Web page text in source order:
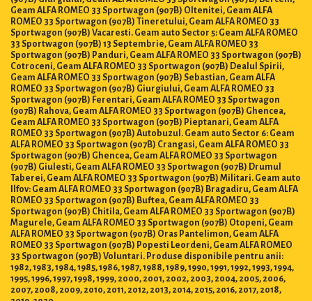
Geam ALFA ROMEO 33 Sportwagon (907B) Oltenitei, Geam ALFA
ROMEO 33 Sportwagon (907B) Tineretului, Geam ALFA ROMEO 33
Sportwagon (907B) Vacaresti. Geam auto Sector 5: Geam ALFA ROMEO
33 Sportwagon (907B) 13 Septembrie, Geam ALFA ROMEO 33
Sportwagon (907B) Panduri, Geam ALFA ROMEO 33 Sportwagon (907B)
Cotroceni, Geam ALFA ROMEO 33 Sportwagon (907B) Dealul Spirii,
Geam ALFA ROMEO 33 Sportwagon (907B) Sebastian, Geam ALFA
ROMEO 33 Sportwagon (907B) Giurgiului, Geam ALFA ROMEO 33
Sportwagon (907B) Ferentari, Geam ALFA ROMEO 33 Sportwagon
(907B) Rahova, Geam ALFA ROMEO 33 Sportwagon (907B) Ghencea,
Geam ALFA ROMEO 33 Sportwagon (907B) Pieptanari, Geam ALFA
ROMEO 33 Sportwagon (907B) Autobuzul. Geam auto Sector 6: Geam
ALFA ROMEO 33 Sportwagon (907B) Crangasi, Geam ALFA ROMEO 33
Sportwagon (907B) Ghencea, Geam ALFA ROMEO 33 Sportwagon
(907B) Giulesti, Geam ALFA ROMEO 33 Sportwagon (907B) Drumul
Taberei, Geam ALFA ROMEO 33 Sportwagon (907B) Militari. Geam auto
Ilfov: Geam ALFA ROMEO 33 Sportwagon (907B) Bragadiru, Geam ALFA
ROMEO 33 Sportwagon (907B) Buftea, Geam ALFA ROMEO 33
Sportwagon (907B) Chitila, Geam ALFA ROMEO 33 Sportwagon (907B)
Magurele, Geam ALFA ROMEO 33 Sportwagon (907B) Otopeni, Geam
ALFA ROMEO 33 Sportwagon (907B) Oras Pantelimon, Geam ALFA
ROMEO 33 Sportwagon (907B) Popesti Leordeni, Geam ALFA ROMEO
33 Sportwagon (907B) Voluntari. Produse disponibile pentru anii:
1982, 1983, 1984, 1985, 1986, 1987, 1988, 1989, 1990, 1991, 1992, 1993, 1994,
1995, 1996, 1997, 1998, 1999, 2000, 2001, 2002, 2003, 2004, 2005, 2006,
2007, 2008, 2009, 2010, 2011, 2012, 2013, 2014, 2015, 2016, 2017, 2018,
2019, 2020